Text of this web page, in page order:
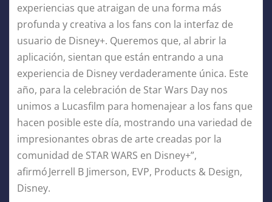
experiencias que atraigan de una forma más
profunda y creativa a los fans con la interfaz de
usuario de Disney+. Queremos que, al abrir la
aplicación, sientan que están entrando a una
experiencia de Disney verdaderamente única. Este
año, para la celebración de Star Wars Day nos
unimos a Lucasfilm para homenajear a los fans que
hacen posible este día, mostrando una variedad de
impresionantes obras de arte creadas por la
comunidad de STAR WARS en Disney+”,
afirmó Jerrell B Jimerson, EVP, Products & Design,
Disney.